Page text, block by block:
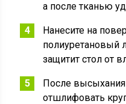
а после тканью
Нанесите на
полиуретановый
защитит стол от
После высыхания
отшлифовать